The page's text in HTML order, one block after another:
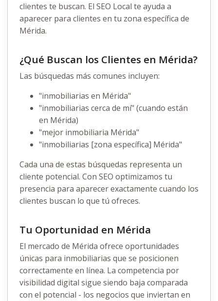
clientes te buscan. El SEO Local te ayuda a
aparecer para clientes en tu zona específica de
Mérida.
¿Qué Buscan los Clientes en Mérida?
Las búsquedas más comunes incluyen:
"inmobiliarias en Mérida"
"inmobiliarias cerca de mí" (cuando están
en Mérida)
"mejor inmobiliaria Mérida"
"inmobiliarias [zona específica] Mérida"
Cada una de estas búsquedas representa un
cliente potencial. Con SEO optimizamos tu
presencia para aparecer exactamente cuando los
clientes buscan lo que tú ofreces.
Tu Oportunidad en Mérida
El mercado de Mérida ofrece oportunidades
únicas para inmobiliarias que se posicionen
correctamente en línea. La competencia por
visibilidad digital sigue siendo baja comparada
con el potencial - los negocios que inviertan en